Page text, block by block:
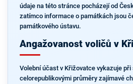
údaje na této stránce pocházejí od
zatímco informace o památkách jsou
památkového ústavu.
Angažovanost voličů v
Volební účast v Křižovatce vykazuje při
celorepublikovými průměry zajímavé